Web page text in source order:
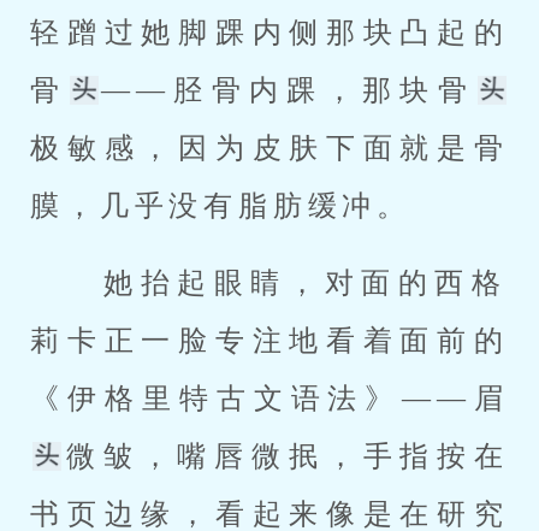
轻蹭过她脚踝内侧那块凸起的
骨
——胫骨内踝，那块骨
极敏感，因为皮肤下面就是骨
膜，几乎没有脂肪缓冲。
莉卡正一脸专注地看着面前的
《伊格里特古文语法》——眉
微皱，嘴唇微抿，手指按在
书页边缘，看起来像是在研究